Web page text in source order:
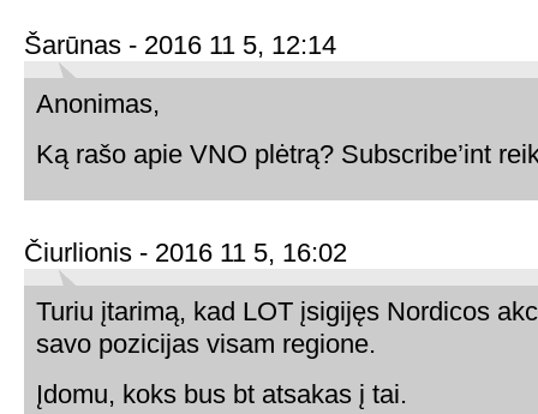
Šarūnas - 2016 11 5, 12:14
Anonimas,
Ką rašo apie VNO plėtrą? Subscribe’int
Čiurlionis - 2016 11 5, 16:02
Turiu įtarimą, kad LOT įsigijęs Nordicos
savo pozicijas visam regione.
Įdomu, koks bus bt atsakas į tai.